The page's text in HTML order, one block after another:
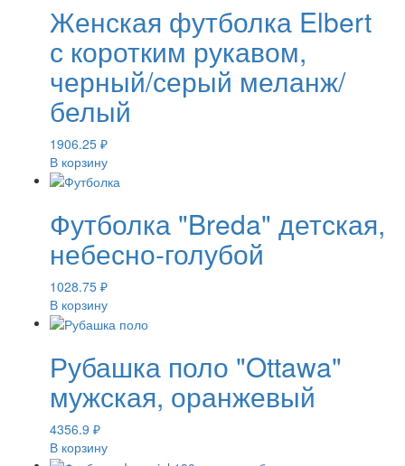
Женская футболка Elbert
с коротким рукавом,
черный/серый меланж/
белый
1906.25 ₽
В корзину
Футболка "Breda" детская,
небесно-голубой
1028.75 ₽
В корзину
Рубашка поло "Ottawa"
мужская, оранжевый
4356.9 ₽
В корзину